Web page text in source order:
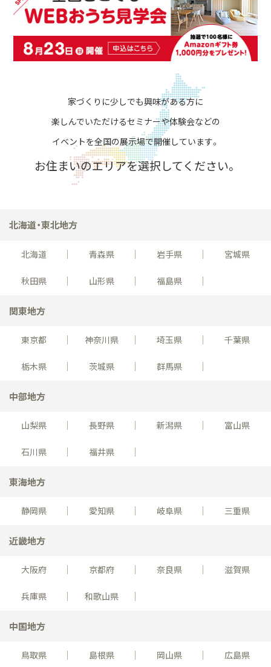
家づくりに少しでも興味がある方に
楽しんでいただけるセミナーや体験会などの
イベントを全国の展示場で開催しています。
お住まいのエリアを選択してください。
北海道・東北地方
北海道 青森県 岩手県 宮城県
秋田県 山形県 福島県
関東地方
東京都 神奈川県 埼玉県 千葉県
栃木県 茨城県 群馬県
中部地方
山梨県 長野県 新潟県 富山県
石川県 福井県
東海地方
静岡県 愛知県 岐阜県 三重県
近畿地方
大阪府 京都府 奈良県 滋賀県
兵庫県 和歌山県
中国地方
鳥取県 島根県 岡山県 広島県